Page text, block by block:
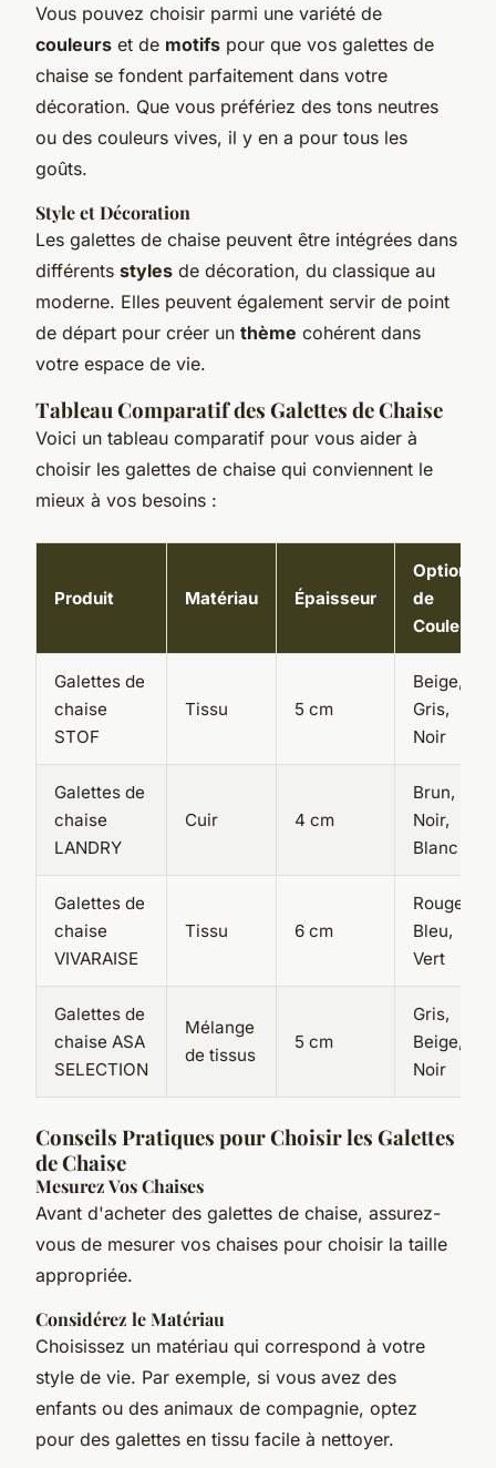
Vous pouvez choisir parmi une variété de
couleurs et de motifs pour que vos galettes de
chaise se fondent parfaitement dans votre
décoration. Que vous préfériez des tons neutres
ou des couleurs vives, il y en a pour tous les
goûts.
Style et Décoration
Les galettes de chaise peuvent être intégrées dans
différents styles de décoration, du classique au
moderne. Elles peuvent également servir de point
de départ pour créer un thème cohérent dans
votre espace de vie.
Tableau Comparatif des Galettes de Chaise
Voici un tableau comparatif pour vous aider à
choisir les galettes de chaise qui conviennent le
mieux à vos besoins :
Produit Matériau Épaisseur
Options
de
Couleurs
Galettes de
chaise
STOF
Tissu 5 cm
Beige,
Gris,
Noir
Galettes de
chaise
LANDRY
Cuir 4 cm
Brun,
Noir,
Blanc
Galettes de
chaise
VIVARAISE
Tissu 6 cm
Rouge,
Bleu,
Vert
Galettes de
chaise ASA
SELECTION
Mélange
de tissus
5 cm
Gris,
Beige,
Noir
Conseils Pratiques pour Choisir les Galettes
de Chaise
Mesurez Vos Chaises
Avant d'acheter des galettes de chaise, assurez-
vous de mesurer vos chaises pour choisir la taille
appropriée.
Considérez le Matériau
Choisissez un matériau qui correspond à votre
style de vie. Par exemple, si vous avez des
enfants ou des animaux de compagnie, optez
pour des galettes en tissu facile à nettoyer.